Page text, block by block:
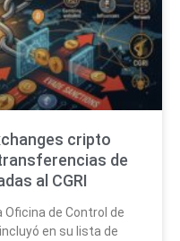
cripto
de
al CGRI
Oficina de Control de
en su lista de